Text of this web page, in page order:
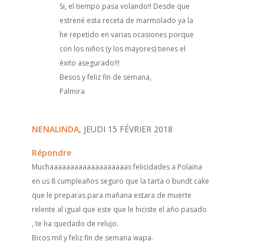
Si, el tiempo pasa volando!! Desde que
estrené esta receta de marmolado ya la
he repetido en varias ocasiones porque
con los niños (y los mayores) tienes el
éxito asegurado!!!
Besos y feliz fin de semana,
Palmira
NENALINDA, JEUDI 15 FÉVRIER 2018
Répondre
Muchaaaaaaaaaaaaaaaaaaas felicidades a Polaina
en us 8 cumpleaños seguro que la tarta o bundt cake
que le preparas para mañana estara de muerte
relente al igual que este que le hiciste el año pasado
, te ha quedado de relujo.
Bicos mil y feliz fin de semana wapa.